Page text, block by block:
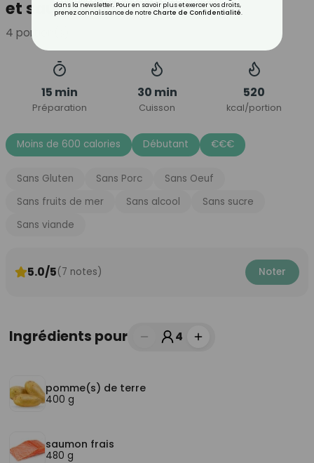
et saumon
4 portion(s)
15 min
Préparation
30 min
Cuisson
520
kcal/portion
Moins de 600 calories Débutant €€€
Sans Gluten Sans Porc
Sans Oeuf
Sans fruits de mer
Sans alcool
Sans sucre
Sans viande
5.0/5(7 notes) Noter
Ingrédients pour 4
pomme(s) de terre
400 g
saumon frais
480 g
dans la newsletter. Pour en savoir plus et exercer vos droits,
prenez connaissance de notre Charte de Confidentialité.